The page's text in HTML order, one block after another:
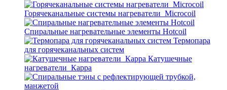
Горячеканальные системы нагреватели_Microcoil
Спиральные нагревательные элементы Hotcoil
Термопара
для горячеканальных систем
Катушечные
нагреватели_Карра